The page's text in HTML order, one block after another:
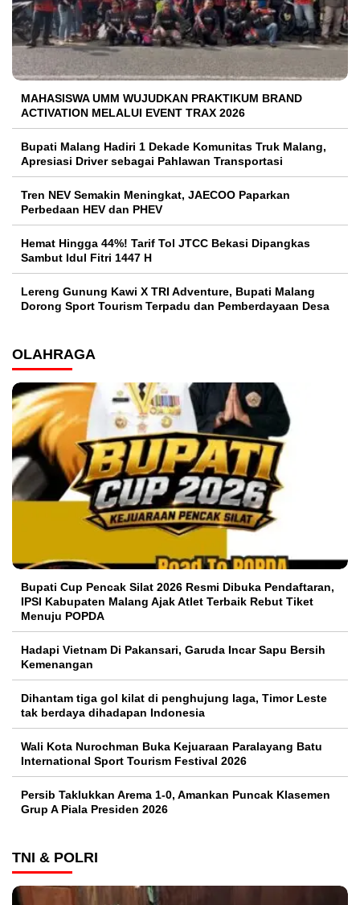
MAHASISWA UMM WUJUDKAN PRAKTIKUM BRAND
ACTIVATION MELALUI EVENT TRAX 2026
Bupati Malang Hadiri 1 Dekade Komunitas Truk Malang,
Apresiasi Driver sebagai Pahlawan Transportasi
Tren NEV Semakin Meningkat, JAECOO Paparkan
Perbedaan HEV dan PHEV
Hemat Hingga 44%! Tarif Tol JTCC Bekasi Dipangkas
Sambut Idul Fitri 1447 H
Lereng Gunung Kawi X TRI Adventure, Bupati Malang
Dorong Sport Tourism Terpadu dan Pemberdayaan Desa
OLAHRAGA
Bupati Cup Pencak Silat 2026 Resmi Dibuka Pendaftaran,
IPSI Kabupaten Malang Ajak Atlet Terbaik Rebut Tiket
Menuju POPDA
Hadapi Vietnam Di Pakansari, Garuda Incar Sapu Bersih
Kemenangan
Dihantam tiga gol kilat di penghujung laga, Timor Leste
tak berdaya dihadapan Indonesia
Wali Kota Nurochman Buka Kejuaraan Paralayang Batu
International Sport Tourism Festival 2026
Persib Taklukkan Arema 1-0, Amankan Puncak Klasemen
Grup A Piala Presiden 2026
TNI & POLRI